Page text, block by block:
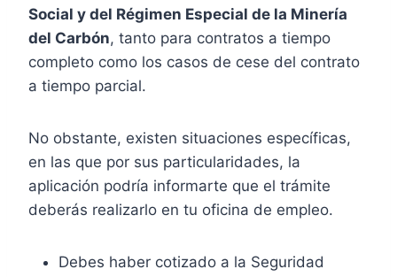
Social y del Régimen Especial de la Minería
del Carbón, tanto para contratos a tiempo
completo como los casos de cese del contrato
a tiempo parcial.
No obstante, existen situaciones específicas,
en las que por sus particularidades, la
aplicación podría informarte que el trámite
deberás realizarlo en tu oficina de empleo.
Debes haber cotizado a la Seguridad